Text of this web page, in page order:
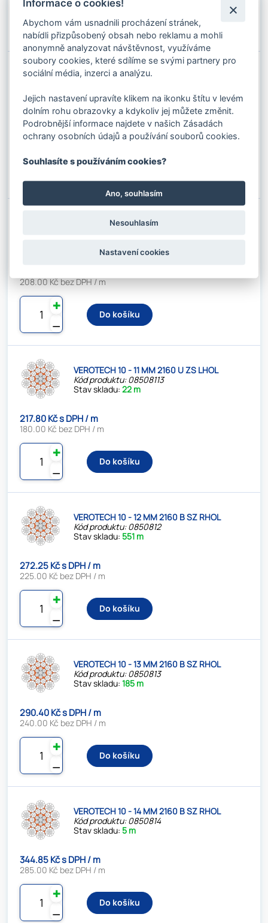
⚊
✚
Do košíku
VEROTECH 10 - 11 MM 2160 B SZ RHOL
Stav skladu: 324 m
251.68 Kč s DPH / m
208.00 Kč bez DPH / m
✚
Do košíku
VEROTECH 10 - 11 MM 2160 B ZS LHOL
208.00 Kč bez DPH / m
⚊
✚
Do košíku
VEROTECH 10 - 11 MM 2160 U ZS LHOL
Kód produktu: 08508113
Stav skladu:22 m
217.80 Kč s DPH / m
180.00 Kč bez DPH / m
⚊
✚
Do košíku
VEROTECH 10 - 12 MM 2160 B SZ RHOL
Kód produktu: 0850812
Stav skladu:551 m
272.25 Kč s DPH / m
225.00 Kč bez DPH / m
⚊
✚
Do košíku
VEROTECH 10 - 13 MM 2160 B SZ RHOL
Kód produktu: 0850813
Stav skladu:185 m
290.40 Kč s DPH / m
240.00 Kč bez DPH / m
⚊
✚
Do košíku
VEROTECH 10 - 14 MM 2160 B SZ RHOL
Kód produktu: 0850814
Stav skladu:5 m
344.85 Kč s DPH / m
285.00 Kč bez DPH / m
⚊
✚
Do košíku
Informace o cookies!
Abychom vám usnadnili procházení stránek,
nabídli přizpůsobený obsah nebo reklamu a mohli
anonymně analyzovat návštěvnost, využíváme
soubory cookies, které sdílíme se svými partnery pro
sociální média, inzerci a analýzu.
Jejich nastavení upravíte klikem na ikonku štítu v levém
dolním rohu obrazovky a kdykoliv jej můžete změnit.
Podrobnější informace najdete v našich Zásadách
ochrany osobních údajů a používání souborů cookies.
Souhlasíte s používáním cookies?
Ano, souhlasím
Nesouhlasím
Nastavení cookies